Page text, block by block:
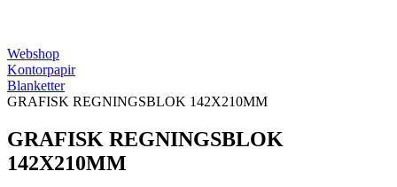
Webshop
Kontorpapir
Blanketter
GRAFISK REGNINGSBLOK 142X210MM
GRAFISK REGNINGSBLOK
142X210MM